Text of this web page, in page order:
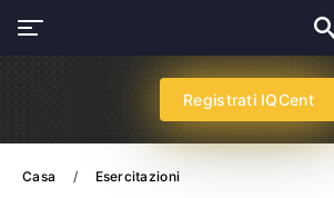
Registrati IQCent
Casa Esercitazioni